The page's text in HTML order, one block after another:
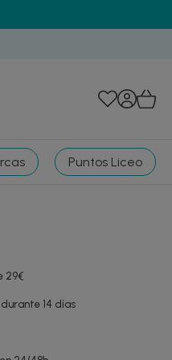
Puntos Liceo
29€
14 días